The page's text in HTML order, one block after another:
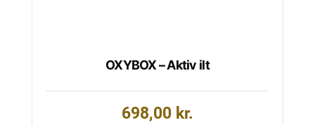
OXYBOX – Aktiv ilt
698,00 kr.